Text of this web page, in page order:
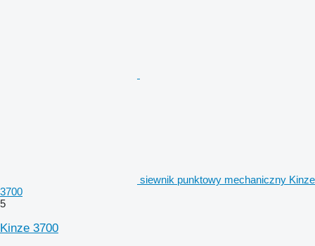
siewnik punktowy mechaniczny Kinze
3700
5
Kinze 3700